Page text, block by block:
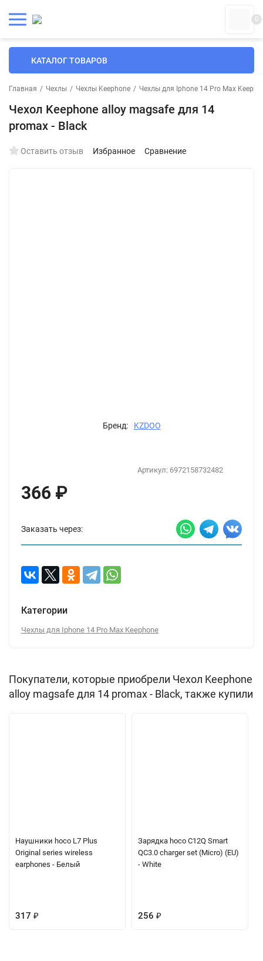
0
КАТАЛОГ ТОВАРОВ
Главная / Чехлы / Чехлы Keephone / Чехлы для Iphone 14 Pro Max
Чехол Keephone alloy magsafe для 14
promax - Black
Оставить отзыв Избранное Сравнение
Бренд: KZDOO
Артикул: 6972158732482
366 ₽
Заказать через:
Категории
Чехлы для Iphone 14 Pro Max Keephone
Покупатели, которые приобрели Чехол Keephone
alloy magsafe для 14 promax - Black, также купили
Наушники hoco L7 Plus
Original series wireless
earphones - Белый
317 ₽
Зарядка hoco C12Q Smart
QC3.0 charger set (Micro) (EU)
- White
256 ₽